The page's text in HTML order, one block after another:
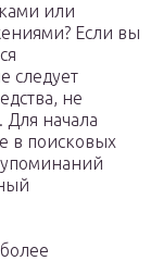
или
Если вы
следует
не
Для начала
в поисковых
упоминаний